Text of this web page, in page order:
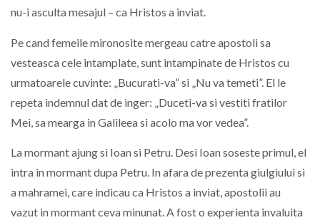
nu-i asculta mesajul – ca Hristos a inviat.
Pe cand femeile mironosite mergeau catre apostoli sa
vesteasca cele intamplate, sunt intampinate de Hristos cu
urmatoarele cuvinte: „Bucurati-va” si „Nu va temeti”. El le
repeta indemnul dat de inger: „Duceti-va si vestiti fratilor
Mei, sa mearga in Galileea si acolo ma vor vedea”.
La mormant ajung si Ioan si Petru. Desi Ioan soseste primul, el
intra in mormant dupa Petru. In afara de prezenta giulgiului si
a mahramei, care indicau ca Hristos a inviat, apostolii au
vazut in mormant ceva minunat. A fost o experienta invaluita